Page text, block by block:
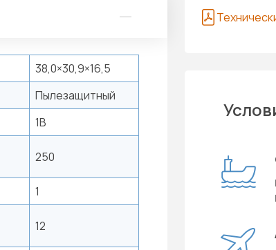
38,0×30,9×16,5
Пылезащитный
1B
250
1
12